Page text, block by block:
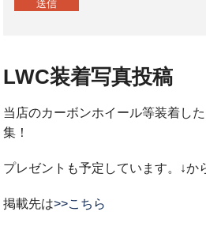
LWC装着写真投稿
当店のカーボンホイール等装着し
集！
プレゼントも予定しています。↓か
掲載先は>>こちら